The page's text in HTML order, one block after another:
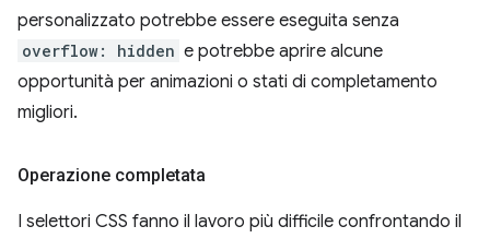
personalizzato potrebbe essere eseguita senza
overflow: hidden e potrebbe aprire alcune
opportunità per animazioni o stati di completamento
migliori.
Operazione completata
I selettori CSS fanno il lavoro più difficile confrontando il